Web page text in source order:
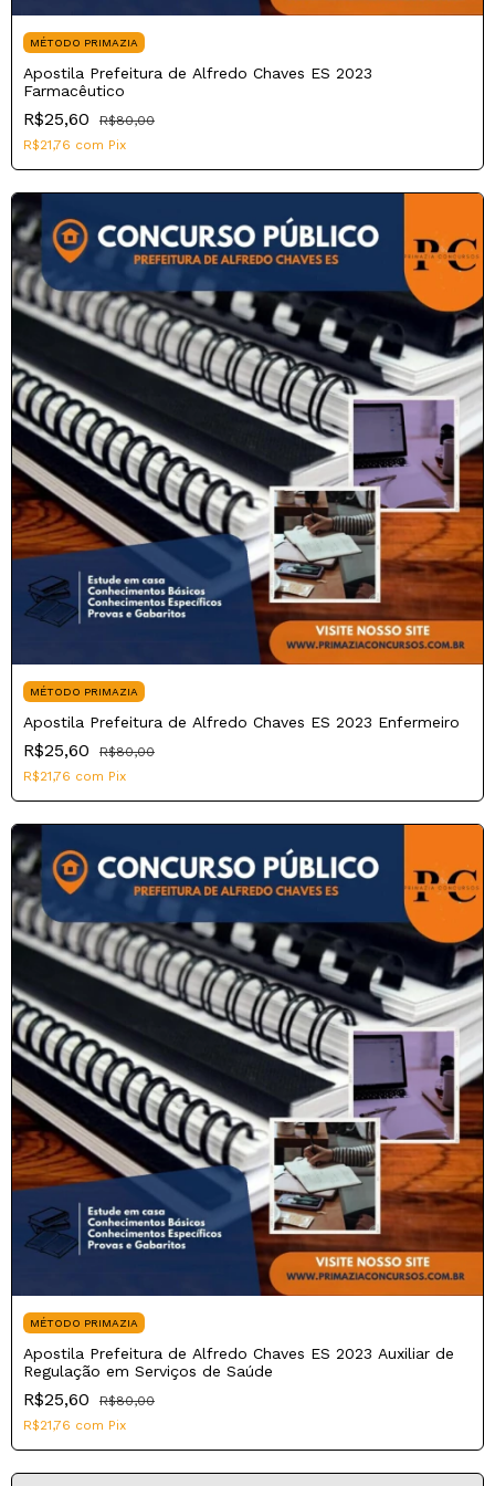
MÉTODO PRIMAZIA
Apostila Prefeitura de Alfredo Chaves ES 2023
Farmacêutico
R$25,60
R$80,00
R$21,76 com Pix
MÉTODO PRIMAZIA
Apostila Prefeitura de Alfredo Chaves ES 2023 Enfermeiro
R$25,60
R$80,00
R$21,76 com Pix
MÉTODO PRIMAZIA
Apostila Prefeitura de Alfredo Chaves ES 2023 Auxiliar de
Regulação em Serviços de Saúde
R$25,60
R$80,00
R$21,76 com Pix